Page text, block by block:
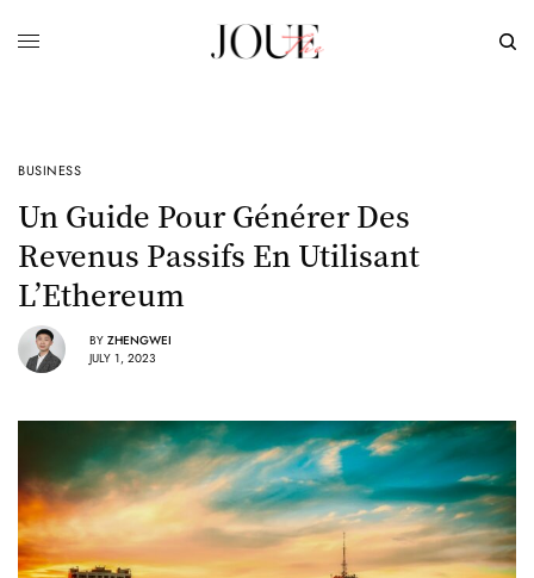
BUSINESS
Un Guide Pour Générer Des
Revenus Passifs En Utilisant
L’Ethereum
BY ZHENGWEI
JULY 1, 2023